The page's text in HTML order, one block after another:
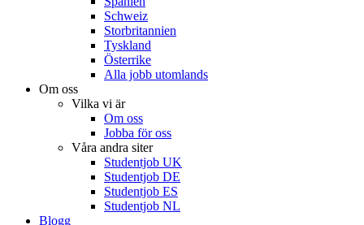
Schweiz
Storbritannien
Tyskland
Österrike
Alla jobb utomlands
Om oss
Vilka vi är
Om oss
Jobba för oss
Våra andra siter
Studentjob UK
Studentjob DE
Studentjob ES
Studentjob NL
Blogg